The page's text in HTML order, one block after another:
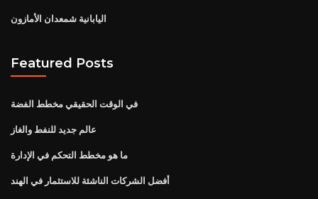
اليابانية شمعدان الأمازون
Featured Posts
في الوقت الحقيقي مخطط الفضة
عالم جديد للنفط والغاز
ما هو مخطط التحكم في الإدارة
أفضل الشركات الناشئة للاستثمار في الهند